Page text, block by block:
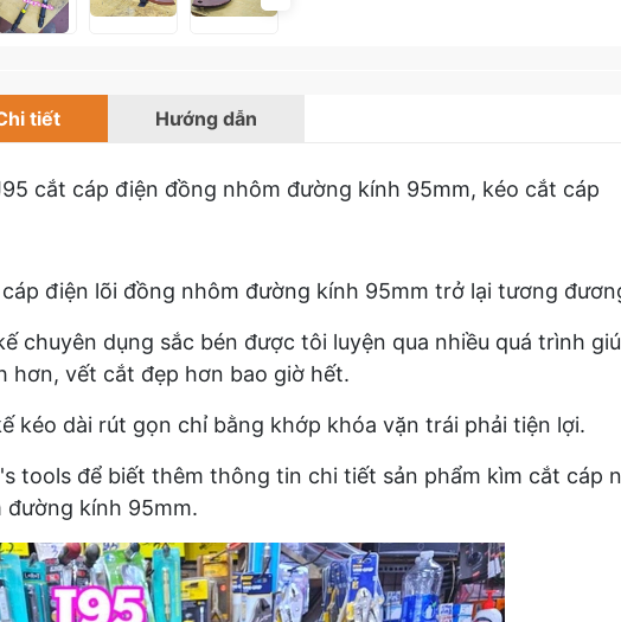
tiết Hướng dẫn
cắt cáp điện đồng nhôm đường kính 95mm, kéo cắt cáp
điện lõi đồng nhôm đường kính 95mm trở lại tương
chuyên dụng sắc bén được tôi luyện qua nhiều quá trình
hơn, vết cắt đẹp hơn bao giờ hết.
kéo dài rút gọn chỉ bằng khớp khóa vặn trái phải tiện lợi.
tools để biết thêm thông tin chi tiết sản phẩm kìm cắt cáp
đường kính 95mm.